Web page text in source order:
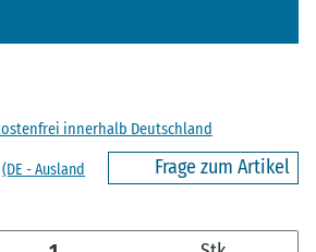
innerhalb Deutschland
(DE - Ausland
Frage zum Artikel